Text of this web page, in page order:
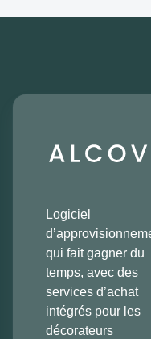
Logiciel
qui fait gagner du
temps, avec des
services d’achat
intégrés pour les
décorateurs